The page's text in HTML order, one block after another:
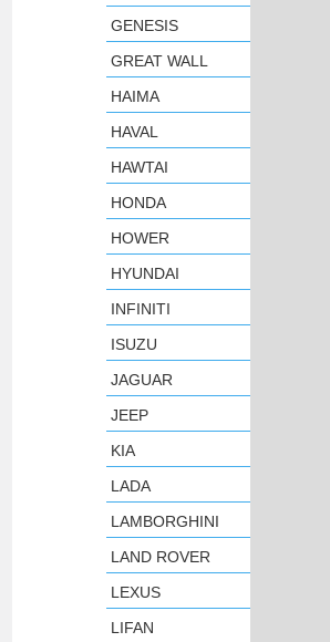
GENESIS
GREAT WALL
HAIMA
HAVAL
HAWTAI
HONDA
HOWER
HYUNDAI
INFINITI
ISUZU
JAGUAR
JEEP
KIA
LADA
LAMBORGHINI
LAND ROVER
LEXUS
LIFAN